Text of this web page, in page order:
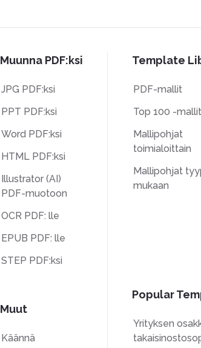
Muunna PDF:ksi
JPG PDF:ksi
PPT PDF:ksi
Word PDF:ksi
HTML PDF:ksi
Illustrator (AI)
PDF-muotoon
OCR PDF: lle
EPUB PDF: lle
STEP PDF:ksi
Muut
Käännä
Template
PDF-mallit
Top 100 -mallit
Mallipohjat
toimialoittain
Mallipohjat
mukaan
Popular
Yrityksen